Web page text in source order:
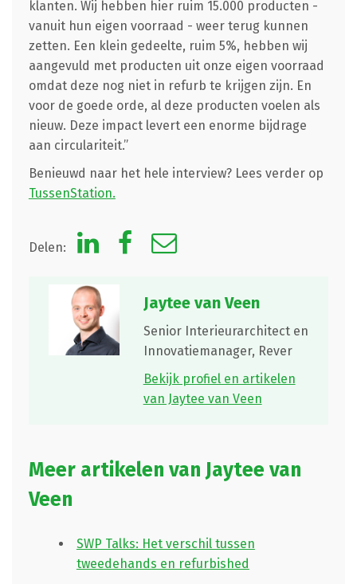
klanten. Wij hebben hier ruim 15.000 producten -
vanuit hun eigen voorraad - weer terug kunnen
zetten. Een klein gedeelte, ruim 5%, hebben wij
aangevuld met producten uit onze eigen voorraad
omdat deze nog niet in refurb te krijgen zijn. En
voor de goede orde, al deze producten voelen als
nieuw. Deze impact levert een enorme bijdrage
aan circulariteit.”
Benieuwd naar het hele interview? Lees verder op
TussenStation.
Delen:
Jaytee van Veen
Senior Interieurarchitect en
Innovatiemanager, Rever
Bekijk profiel en artikelen
van Jaytee van Veen
Meer artikelen van Jaytee van
Veen
SWP Talks: Het verschil tussen
tweedehands en refurbished